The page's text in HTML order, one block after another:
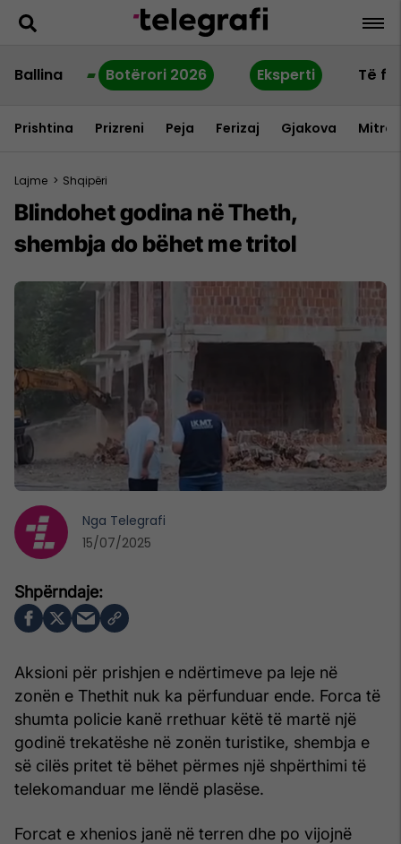
Ballina Botërori 2026 Eksperti Të
Prishtina Prizreni Peja Ferizaj Gjakova
Lajme > Shqipëri
Blindohet godina në Theth,
shembja do bëhet me tritol
Aksioni për prishjen e ndërtimeve pa leje në
zonën e Thethit nuk ka përfunduar ende. Forca të
shumta policie kanë rrethuar këtë të martë një
godinë trekatëshe në zonën turistike, shembja e
së cilës pritet të bëhet përmes një shpërthimi të
telekomanduar me lëndë plasëse.
Forcat e xhenios janë në terren dhe po vijojnë
Nga Telegrafi
15/07/2025